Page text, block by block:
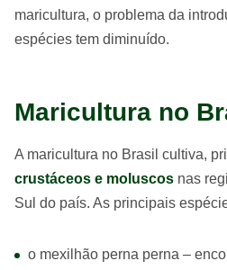
maricultura, o problema da
espécies tem diminuído.
Maricultura no
A maricultura no Brasil cultiva,
crustáceos e moluscos nas
Sul do país. As principais
o mexilhão perna perna –